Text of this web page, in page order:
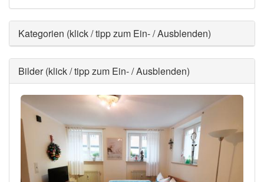
Ausblenden
Kategorien (klick / tipp zum Ein- / Ausblenden)
Ausblenden
Bilder (klick / tipp zum Ein- / Ausblenden)